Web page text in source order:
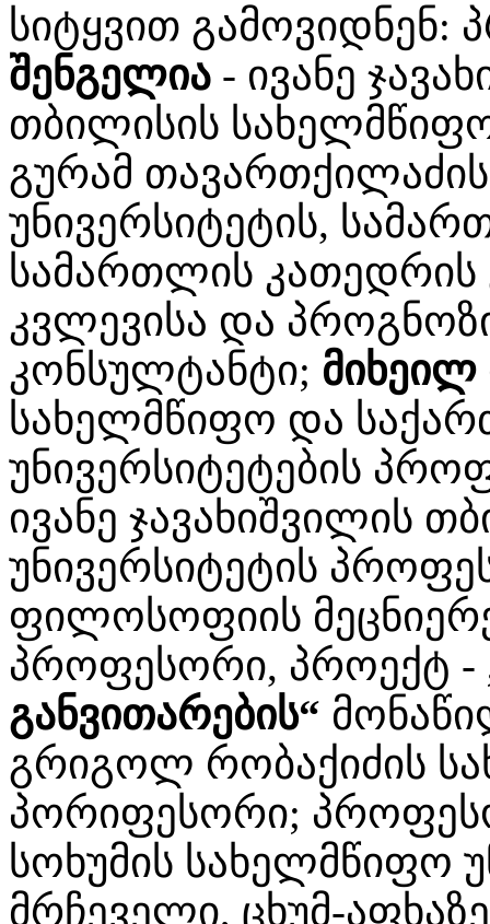
სიტყვით
შენგელია - ივანე
თბილისის
გურამ
უნივერსიტეტის,
სამართლის კათედრის
კვლევისა და
კონსულტანტი; მიხეილ
სახელმწიფო და
უნივერსიტეტების
ივანე ჯავახიშვილის
უნივერსიტეტის
ფილოსოფიის
პროფესორი, პროექტ -
განვითარების“
გრიგოლ რობაქიძის
პორიფესორი;
სოხუმის სახელმწიფო
მრჩეველი, ცხუმ-